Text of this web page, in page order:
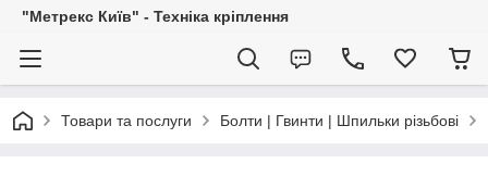
"Метрекс Київ" - Техніка кріплення
Товари та послуги Болти | Гвинти | Шпильки різьбові